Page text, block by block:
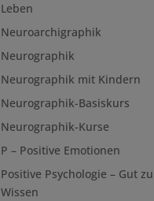
Leben
Neuroarchigraphik
Neurographik
Neurographik mit Kindern
Neurographik-Basiskurs
Neurographik-Kurse
P – Positive Emotionen
Positive Psychologie – Gut zu
Wissen